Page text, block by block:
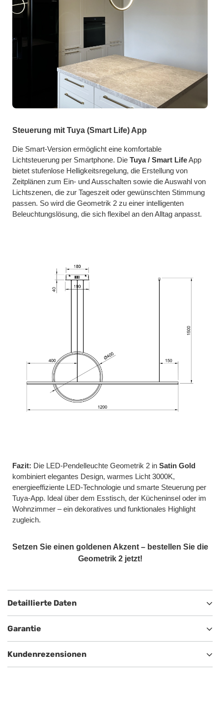
Steuerung mit Tuya (Smart Life) App
Die Smart-Version ermöglicht eine komfortable
Lichtsteuerung per Smartphone. Die Tuya / Smart LifeApp
bietet stufenlose Helligkeitsregelung, die Erstellung von
Zeitplänen zum Ein- und Ausschalten sowie die Auswahl von
Lichtszenen, die zur Tageszeit oder gewünschten Stimmung
passen. So wird die Geometrik 2 zu einer intelligenten
Beleuchtungslösung, die sich flexibel an den Alltag anpasst.
Fazit: Die LED-Pendelleuchte Geometrik 2 in Satin Gold
kombiniert elegantes Design, warmes Licht 3000K,
energieeffiziente LED-Technologie und smarte Steuerung per
Tuya-App. Ideal über dem Esstisch, der Kücheninsel oder im
Wohnzimmer – ein dekoratives und funktionales Highlight
zugleich.
Setzen Sie einen goldenen Akzent – bestellen Sie die
Geometrik 2 jetzt!
Detaillierte Daten
Garantie
Kundenrezensionen